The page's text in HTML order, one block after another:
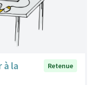
à la
Retenue